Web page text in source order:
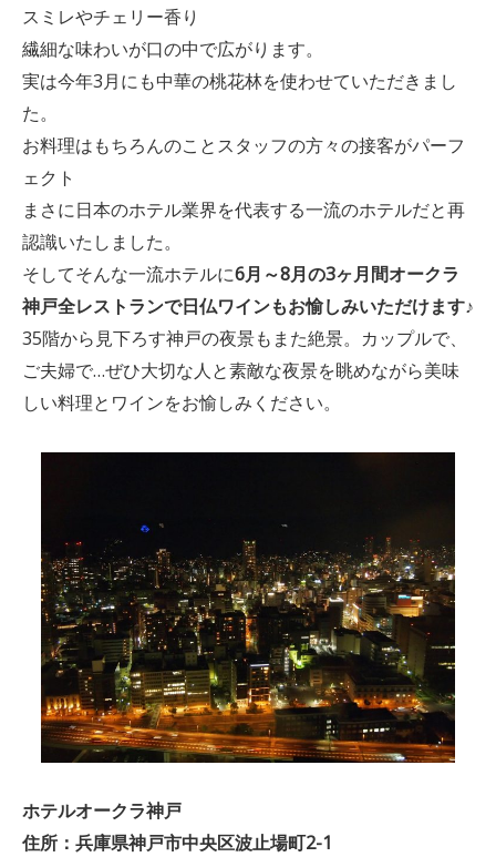
スミレやチェリー香り
繊細な味わいが口の中で広がります。
実は今年3月にも中華の桃花林を使わせていただきまし
た。
お料理はもちろんのことスタッフの方々の接客がパーフ
ェクト
まさに日本のホテル業界を代表する一流のホテルだと再
認識いたしました。
そしてそんな一流ホテルに6月～8月の3ヶ月間オークラ
神戸全レストランで日仏ワインもお愉しみいただけます♪
35階から見下ろす神戸の夜景もまた絶景。カップルで、
ご夫婦で…ぜひ大切な人と素敵な夜景を眺めながら美味
しい料理とワインをお愉しみください。
ホテルオークラ神戸
住所：兵庫県神戸市中央区波止場町2-1